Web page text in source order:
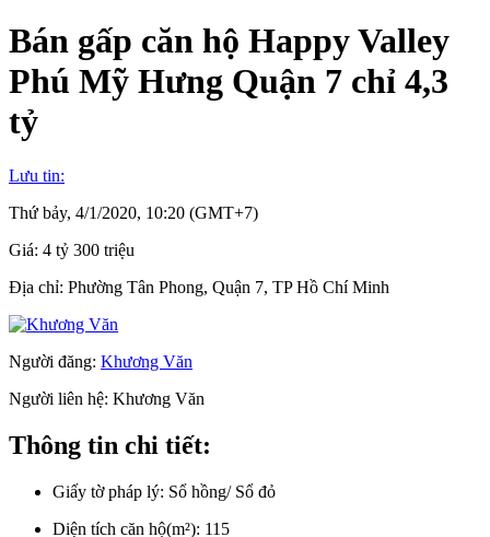
Bán gấp căn hộ Happy Valley
Phú Mỹ Hưng Quận 7 chỉ 4,3
tỷ
Lưu tin:
Thứ bảy, 4/1/2020, 10:20 (GMT+7)
Giá: 4 tỷ 300 triệu
Địa chỉ: Phường Tân Phong, Quận 7, TP Hồ Chí Minh
Người đăng: Khương Văn
Người liên hệ: Khương Văn
Thông tin chi tiết:
Giấy tờ pháp lý: Sổ hồng/ Sổ đỏ
Diện tích căn hộ(m²): 115